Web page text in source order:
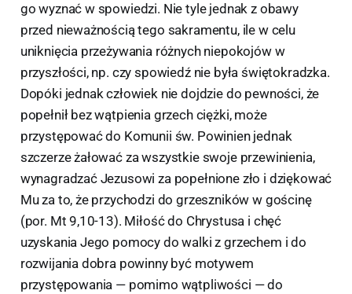
go wyznać w spowiedzi. Nie tyle jednak z obawy
przed nieważnością tego sakramentu, ile w celu
uniknięcia przeżywania różnych niepokojów w
przyszłości, np. czy spowiedź nie była świętokradzka.
Dopóki jednak człowiek nie dojdzie do pewności, że
popełnił bez wątpienia grzech ciężki, może
przystępować do Komunii św. Powinien jednak
szczerze żałować za wszystkie swoje przewinienia,
wynagradzać Jezusowi za popełnione zło i dziękować
Mu za to, że przychodzi do grzeszników w gościnę
(por. Mt 9,10-13). Miłość do Chrystusa i chęć
uzyskania Jego pomocy do walki z grzechem i do
rozwijania dobra powinny być motywem
przystępowania — pomimo wątpliwości — do